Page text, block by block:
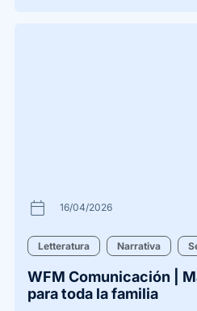
calendar_today 16/04/2026
Letteratura Narrativa
WFM Comunicación |
para toda la familia